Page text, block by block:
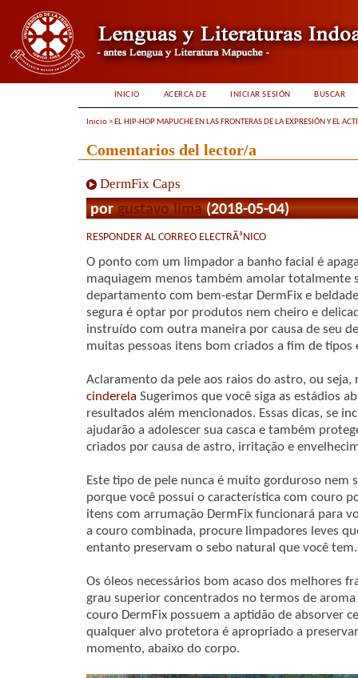
INICIO ACERCA DE INICIAR SESIÓN BUSCAR
Inicio > EL HIP-HOP MAPUCHE EN LAS FRONTERAS DE LA EXPRESIÓN Y EL
Comentarios del lector/a
DermFix Caps
porgustavo lima(2018-05-04)
RESPONDER AL CORREO ELECTRÃ³NICO
O ponto com um limpador a banho facial é
maquiagem menos também amolar totalmente
departamento com bem-estar DermFix e
segura é optar por produtos nem cheiro e
instruído com outra maneira por causa de seu
muitas pessoas itens bom criados a fim de tipos
Aclaramento da pele aos raios do astro, ou
cinderela Sugerimos que você siga as estádios
resultados além mencionados. Essas dicas, se
ajudarão a adolescer sua casca e também
criados por causa de astro, irritação e
Este tipo de pele nunca é muito gorduroso nem
porque você possui o característica com couro
itens com arrumação DermFix funcionará para
a couro combinada, procure limpadores leves
entanto preservam o sebo natural que você tem.
Os óleos necessários bom acaso dos melhores
grau superior concentrados no termos de
couro DermFix possuem a aptidão de absorver
qualquer alvo protetora é apropriado a
momento, abaixo do corpo.